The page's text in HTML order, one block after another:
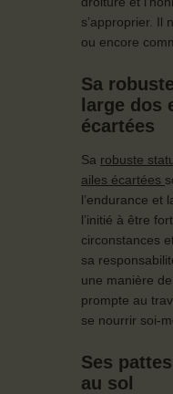
s’approprier. Il
ou encore
Sa
large dos
écartées
Sa robuste
ailes écartées
l’endurance et
l’initié à être
circonstances
sa
une manière
prompte au
se nourrir soi-
Ses
au sol